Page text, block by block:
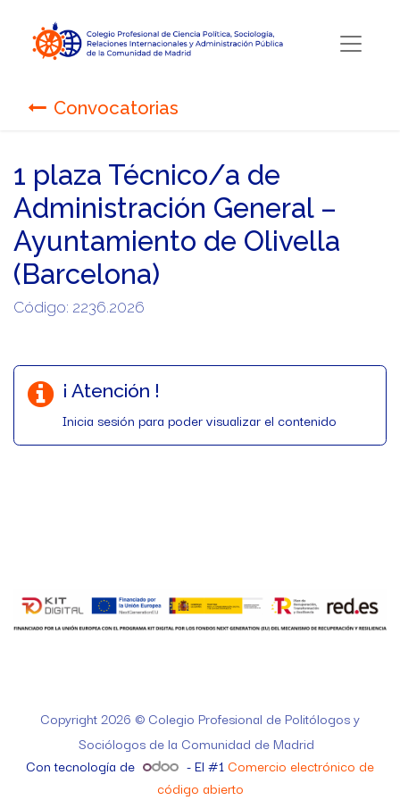
Convocatorias
1 plaza Técnico/a de
Administración General –
Ayuntamiento de Olivella
(Barcelona)
Código: 2236.2026
¡ Atención !
Inicia sesión para poder visualizar el contenido
Copyright 2026 © Colegio Profesional de Politólogos y
Sociólogos de la Comunidad de Madrid
Con tecnología de
- El #1 Comercio electrónico de
código abierto